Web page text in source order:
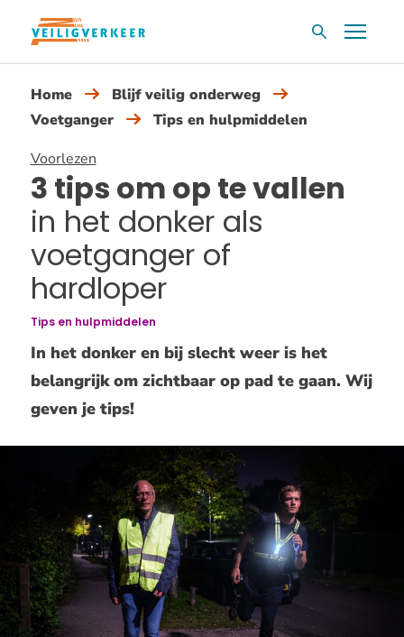
Overslaan
inhoud
gaan
ZoekvakMenu
Home
Blijf veilig onderweg
Voetganger
Tips en hulpmiddelen
Voorlezen
3 tips om op te vallen
in het donker als
voetganger of
hardloper
Tips en hulpmiddelen
In het donker en bij slecht weer is het
belangrijk om zichtbaar op pad te gaan. Wij
geven je tips!